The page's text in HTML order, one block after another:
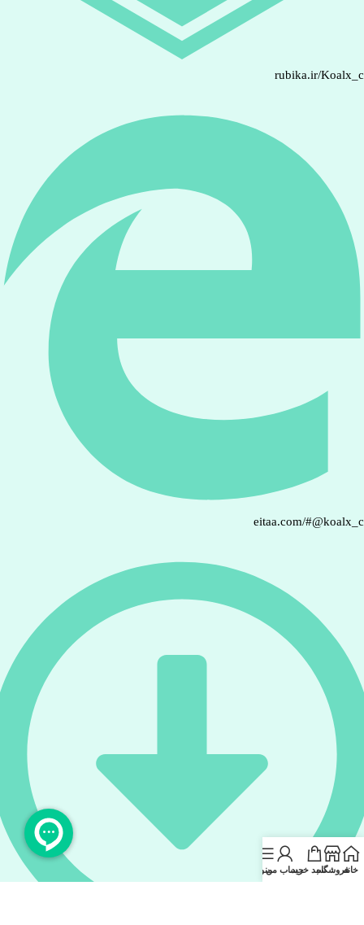
rubika.ir/
eitaa.com/
خانهفروشگاهسبد خریدحساب منمنو